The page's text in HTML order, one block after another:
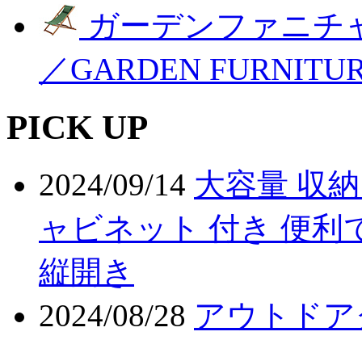
ガーデンファニチ
／GARDEN
PICK UP
2024/09/14 大容量 収
ャビネット 付き 便利
縦開き
2024/08/28 アウトド